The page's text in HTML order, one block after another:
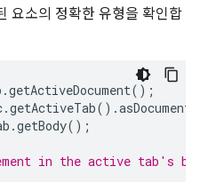
요소의 정확한 유형을 확인합
.getActiveDocument();
.getActiveTab().
.getBody();
in the active tab's